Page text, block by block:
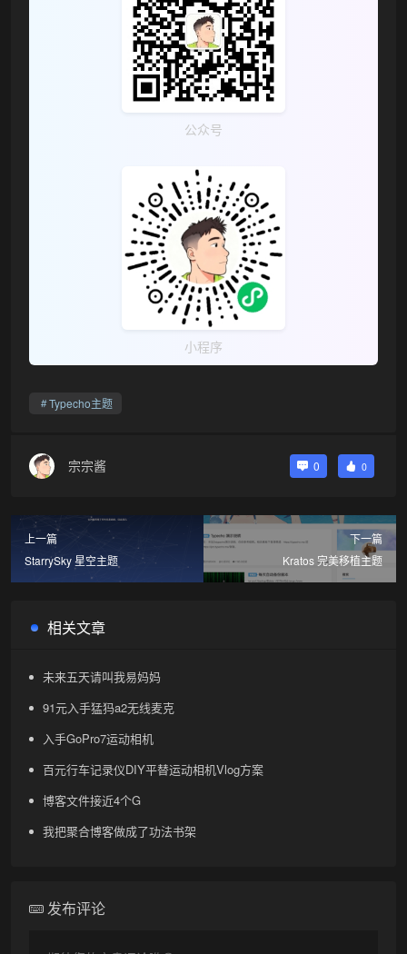
❅
公众号
小程序
Typecho主题
宗宗酱 0 0
上一篇
StarrySky 星空主题
下一篇
Kratos 完美移植主题
相关文章
未来五天请叫我易妈妈
91元入手猛犸a2无线麦克
入手GoPro7运动相机
百元行车记录仪DIY平替运动相机Vlog方案
博客文件接近4个G
我把聚合博客做成了功法书架
发布评论